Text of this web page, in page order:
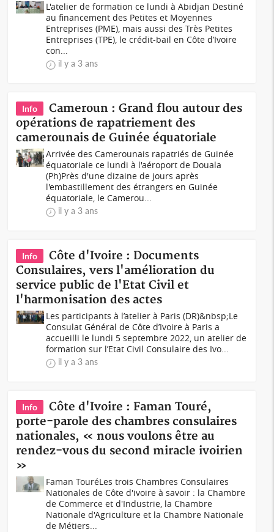
L'atelier de formation ce lundi à Abidjan Destiné
au financement des Petites et Moyennes
Entreprises (PME), mais aussi des Très Petites
Entreprises (TPE), le crédit-bail en Côte d’Ivoire
con...
il y a 3 ans
Info
Cameroun : Grand flou autour des
opérations de rapatriement des
camerounais de Guinée équatoriale
Arrivée des Camerounais rapatriés de Guinée
équatoriale ce lundi à l'aéroport de Douala
(Ph)Près d'une dizaine de jours après
l'embastillement des étrangers en Guinée
équatoriale, le Camerou...
il y a 3 ans
Info
Côte d'Ivoire : Documents
Consulaires, vers l'amélioration du
service public de l'Etat Civil et
l'harmonisation des actes
Les participants à l’atelier à Paris (DR)&nbsp;Le
Consulat Général de Côte d’Ivoire à Paris a
accueilli le lundi 5 septembre 2022, un atelier de
formation sur l’Etat Civil Consulaire des Ivo...
il y a 3 ans
Info
Côte d'Ivoire : Faman Touré,
porte-parole des chambres consulaires
nationales, « nous voulons être au
rendez-vous du second miracle ivoirien
»
Faman TouréLes trois Chambres Consulaires
Nationales de Côte d'ivoire à savoir : la Chambre
de Commerce et d'Industrie, la Chambre
Nationale d'Agriculture et la Chambre Nationale
de Métiers...